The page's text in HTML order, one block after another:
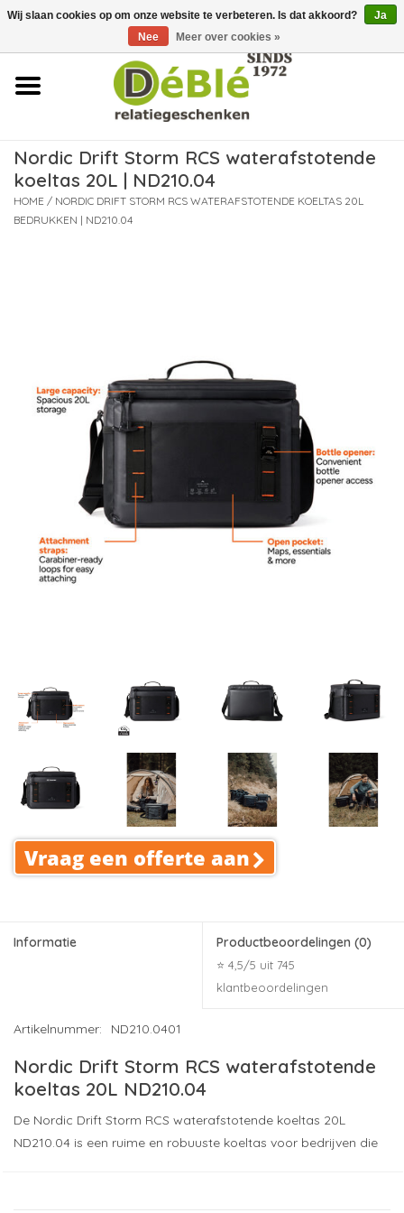
Over ons
Contact
Nieuws
Leveringsvoorwaarden
Nordic Drift Storm RCS waterafstotende
koeltas 20L | ND210.04
HOME / NORDIC DRIFT STORM RCS WATERAFSTOTENDE KOELTAS 20L
BEDRUKKEN | ND210.04
Vraag een offerte aan
Informatie Productbeoordelingen (0)
⭐ 4,5/5 uit 745
klantbeoordelingen
Artikelnummer: ND210.0401
Nordic Drift Storm RCS waterafstotende
koeltas 20L ND210.04
De Nordic Drift Storm RCS waterafstotende koeltas 20L
ND210.04 is een ruime en robuuste koeltas voor bedrijven die
Wij slaan cookies op om onze website te verbeteren. Is dat akkoord?
Ja
Nee
Meer over cookies »